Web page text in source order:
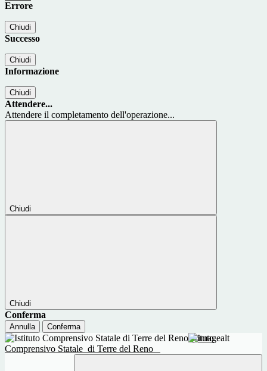
Errore
Chiudi
Successo
Chiudi
Informazione
Chiudi
Attendere...
Attendere il completamento dell'operazione...
Chiudi
Chiudi
Conferma
Annulla Conferma
Istituto
Comprensivo Statale di Terre del Reno